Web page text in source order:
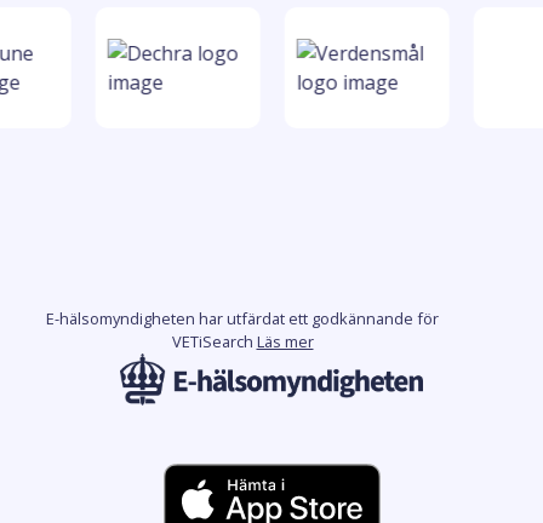
E-hälsomyndigheten har utfärdat ett godkännande för
VETiSearch Läs mer